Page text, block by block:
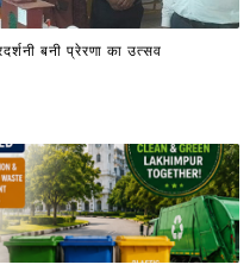
बनी प्रेरणा का उत्सव